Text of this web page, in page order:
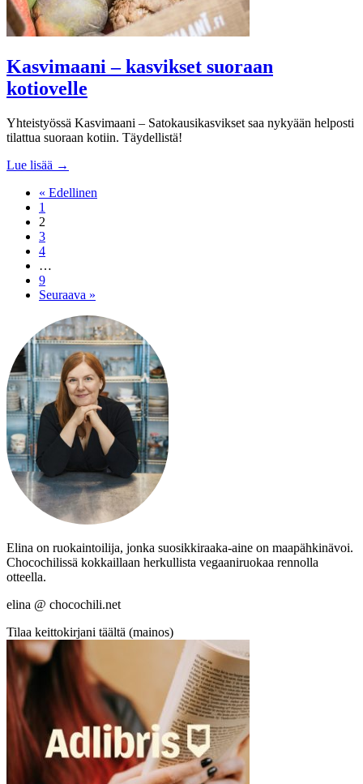
Kasvimaani – kasvikset suoraan
kotiovelle
Yhteistyössä Kasvimaani – Satokausikasvikset saa nykyään helposti
tilattua suoraan kotiin. Täydellistä!
Lue lisää →
« Edellinen
1
2
3
4
…
9
Seuraava »
Elina on ruokaintoilija, jonka suosikkiraaka-aine on maapähkinävoi.
Chocochilissä kokkaillaan herkullista vegaaniruokaa rennolla
otteella.
elina @ chocochili.net
Tilaa keittokirjani täältä (mainos)